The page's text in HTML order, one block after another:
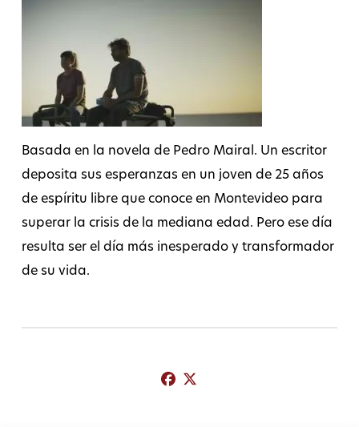
Basada en la novela de Pedro Mairal. Un escritor
deposita sus esperanzas en un joven de 25 años
de espíritu libre que conoce en Montevideo para
superar la crisis de la mediana edad. Pero ese día
resulta ser el día más inesperado y transformador
de su vida.